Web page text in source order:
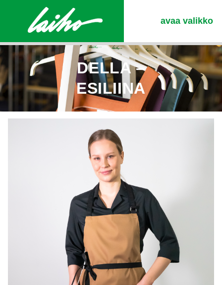
avaa valikko
DELLA –
ESILIINA